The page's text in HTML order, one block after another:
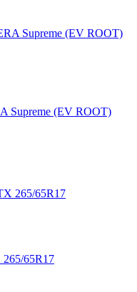
Supreme (EV ROOT)
65R17